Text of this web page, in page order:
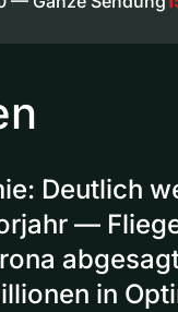
Deutlich
—
in